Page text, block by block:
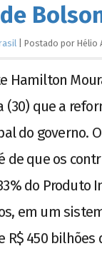
Postado por Hélio
Hamilton
(30) que a
do governo.
de que os
do Produto
em um
R$ 450 bilhões